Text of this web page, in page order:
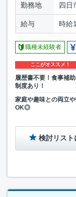
勤務地 四日
給与 時給
職種未経験者
ここがオススメ！
履歴書不要！食事補
制度あり！
家庭や趣味との両立
OK◎
検討リスト